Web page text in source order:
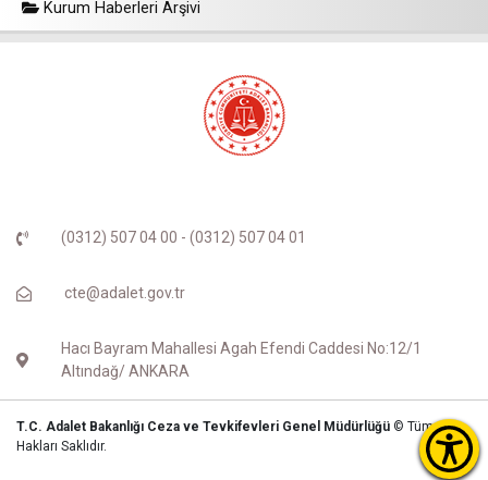
Kurum Haberleri Arşivi
(0312) 507 04 00 - (0312) 507 04 01
cte@adalet.gov.tr
Hacı Bayram Mahallesi Agah Efendi Caddesi No:12/1
Altındağ/ ANKARA
T.C. Adalet Bakanlığı Ceza ve Tevkifevleri Genel Müdürlüğü © Tüm
Hakları Saklıdır.